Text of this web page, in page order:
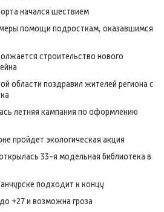
начался шествием
помощи подросткам, оказавшимся
строительство нового
области поздравил жителей региона с
летняя кампания по оформлению
пройдет экологическая акция
33-я модельная библиотека в
подходит к концу
+27 и возможна гроза